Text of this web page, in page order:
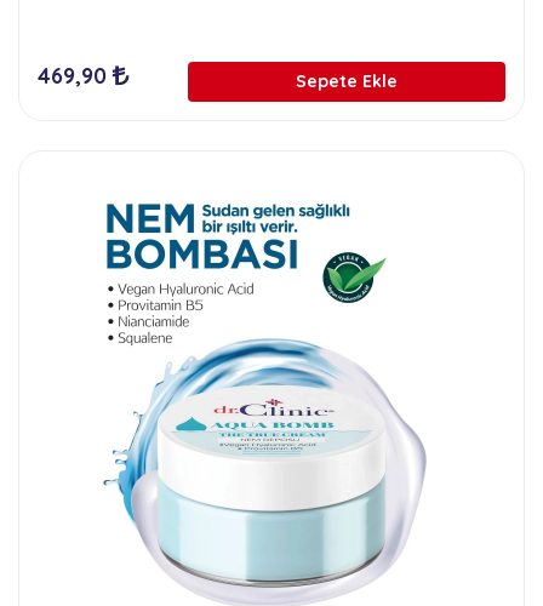
469,90 Sepete Ekle